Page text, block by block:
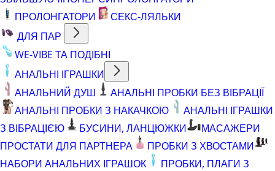
ПРОЛОНГАТОРИ
СЕКС-ЛЯЛЬКИ
ДЛЯ ПАР
WE-VIBE ТА ПОДІБНІ
АНАЛЬНІ ІГРАШКИ
АНАЛЬНИЙ ДУШ
АНАЛЬНІ ПРОБКИ БЕЗ ВІБРАЦІЇ
АНАЛЬНІ ПРОБКИ З НАКАЧКОЮ
АНАЛЬНІ ІГРАШКИ
З ВІБРАЦІЄЮ
БУСИНИ, ЛАНЦЮЖКИ
МАСАЖЕРИ
ПРОСТАТИ ДЛЯ ПАРТНЕРА
ПРОБКИ З ХВОСТАМИ
НАБОРИ АНАЛЬНИХ ІГРАШОК
ПРОБКИ, ПЛАГИ З